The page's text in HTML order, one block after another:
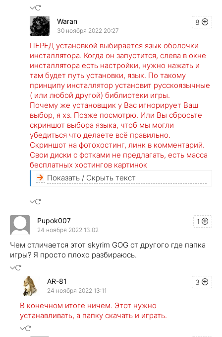
8
Waran
30 ноября 2022 20:27
ПЕРЕД установкой выбирается язык оболочки
инсталлятора. Когда он запустится, слева в окне
инсталлятора есть настройки, нужно нажать и
там будет путь установки, язык. По такому
принципу инсталлятор установит русскоязычные
( или любой другой) библиотеки игры.
Почему же установщик у Вас игнорирует Ваш
выбор, я хз. Позже посмотрю. Или Вы сбросьте
скриншот выбора языка, чтоб мы могли
убедиться что делаете всё правильно.
Скриншот на фотохостинг, линк в комментарий.
Свои диски с фотками не предлагать, есть масса
бесплатных хостингов картинок
Показать / Скрыть текст
1
Pupok007
24 ноября 2022 13:02
Чем отличается этот skyrim GOG от другого где папка
игры? Я просто плохо разбираюсь.
3
AR-81
24 ноября 2022 13:11
В конечном итоге ничем. Этот нужно
устанавливать, а папку скачать и играть.